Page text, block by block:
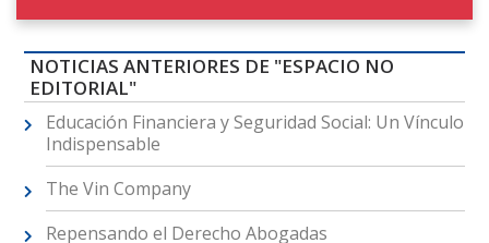
NOTICIAS ANTERIORES DE "ESPACIO NO
EDITORIAL"
Educación Financiera y Seguridad Social: Un Vínculo
Indispensable
The Vin Company
Repensando el Derecho Abogadas